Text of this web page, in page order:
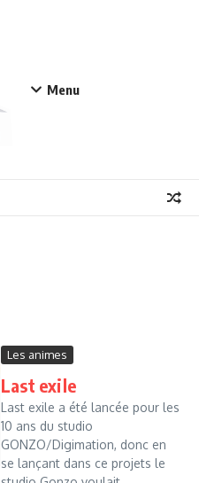
Menu
Les animes
Last exile
Last exile a été lancée pour les
10 ans du studio
GONZO/Digimation, donc en
se lançant dans ce projets le